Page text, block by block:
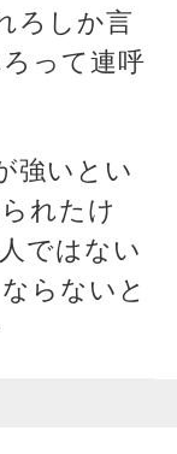
ろしか言
って連呼
強いとい
れたけ
ではない
らないと